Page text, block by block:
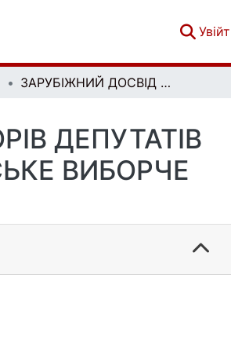
ЗАРУБІЖНИЙ ДОСВІД ФІНАНСУВАННЯ ВИБОРІВ ДЕПУТАТІВ НАЦІОНАЛЬНИХ ПАРЛАМЕНТІВ ТА УКРАЇНСЬКЕ ВИБОРЧЕ ЗАКОНОДАВСТВО
ДЕПУТАТІВ
ВИБОРЧЕ